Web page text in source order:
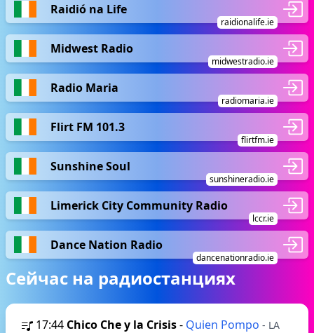
Raidió na Life
raidionalife.ie
Midwest Radio
midwestradio.ie
Radio Maria
radiomaria.ie
Flirt FM 101.3
flirtfm.ie
Sunshine Soul
sunshineradio.ie
Limerick City Community Radio
lccr.ie
Dance Nation Radio
dancenationradio.ie
Сейчас на радиостанциях
17:44 Chico Che y la Crisis- Quien Pompo - LA